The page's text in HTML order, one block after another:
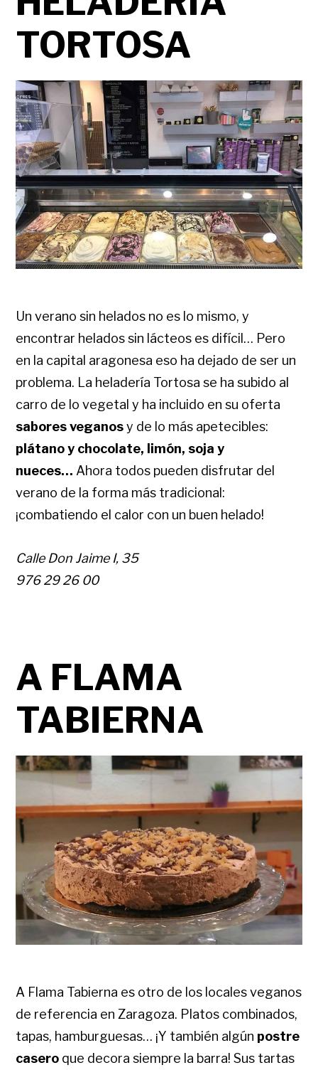
TORTOSA
Un verano sin helados no es lo mismo, y
encontrar helados sin lácteos es difícil… Pero
en la capital aragonesa eso ha dejado de ser un
problema. La heladería Tortosa se ha subido al
carro de lo vegetal y ha incluido en su oferta
sabores veganosy de lo más apetecibles:
plátano y chocolate, limón, soja y
nueces… Ahora todos pueden disfrutar del
verano de la forma más tradicional:
¡combatiendo el calor con un buen helado!
Calle Don Jaime I, 35
976 29 26 00
A FLAMA
TABIERNA
A Flama Tabierna es otro de los locales veganos
de referencia en Zaragoza. Platos combinados,
tapas, hamburguesas… ¡Y también algún postre
casero que decora siempre la barra! Sus tartas